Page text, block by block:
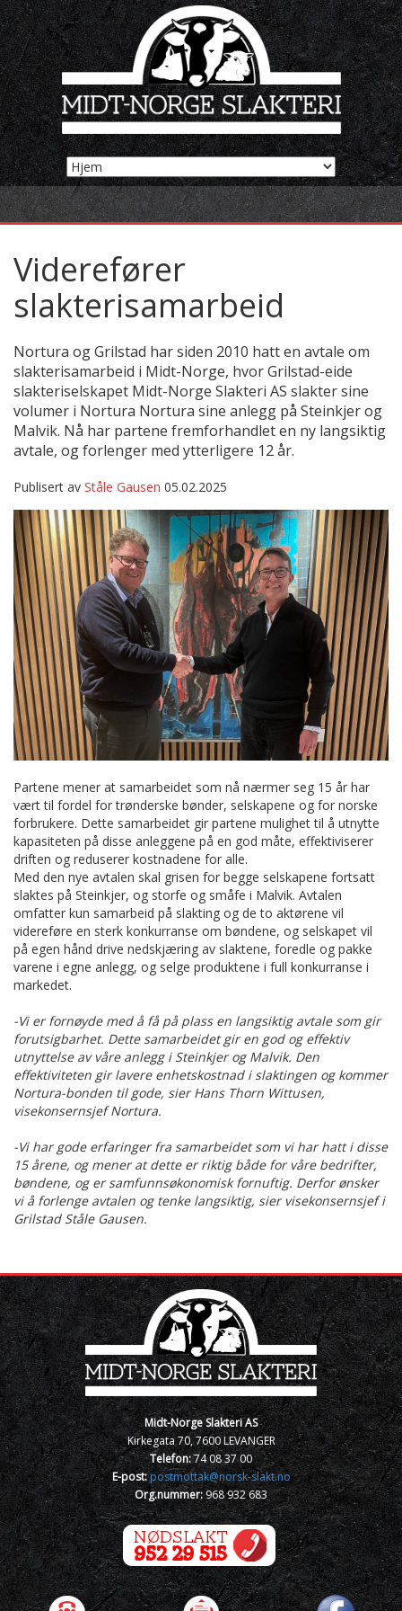
Viderefører
slakterisamarbeid
Nortura og Grilstad har siden 2010 hatt en avtale om
slakterisamarbeid i Midt-Norge, hvor Grilstad-eide
slakteriselskapet Midt-Norge Slakteri AS slakter sine
volumer i Nortura Nortura sine anlegg på Steinkjer og
Malvik. Nå har partene fremforhandlet en ny langsiktig
avtale, og forlenger med ytterligere 12 år.
Publisert av Ståle Gausen 05.02.2025
Partene mener at samarbeidet som nå nærmer seg 15 år har
vært til fordel for trønderske bønder, selskapene og for norske
forbrukere. Dette samarbeidet gir partene mulighet til å utnytte
kapasiteten på disse anleggene på en god måte, effektiviserer
driften og reduserer kostnadene for alle.
Med den nye avtalen skal grisen for begge selskapene fortsatt
slaktes på Steinkjer, og storfe og småfe i Malvik. Avtalen
omfatter kun samarbeid på slakting og de to aktørene vil
videreføre en sterk konkurranse om bøndene, og selskapet vil
på egen hånd drive nedskjæring av slaktene, foredle og pakke
varene i egne anlegg, og selge produktene i full konkurranse i
markedet.
-Vi er fornøyde med å få på plass en langsiktig avtale som gir
forutsigbarhet. Dette samarbeidet gir en god og effektiv
utnyttelse av våre anlegg i Steinkjer og Malvik. Den
effektiviteten gir lavere enhetskostnad i slaktingen og kommer
Nortura-bonden til gode, sier Hans Thorn Wittusen,
visekonsernsjef Nortura.
-Vi har gode erfaringer fra samarbeidet som vi har hatt i disse
15 årene, og mener at dette er riktig både for våre bedrifter,
bøndene, og er samfunnsøkonomisk fornuftig. Derfor ønsker
vi å forlenge avtalen og tenke langsiktig, sier visekonsernsjef i
Grilstad Ståle Gausen.
Midt-Norge Slakteri AS
Kirkegata 70, 7600 LEVANGER
Telefon:74 08 37 00
E-post:postmottak@norsk-slakt.no
Org.nummer:968 932 683